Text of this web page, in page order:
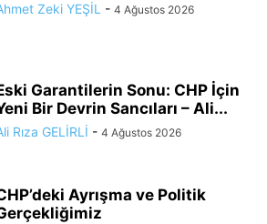
Zeki YEŞİL - 4 Ağustos 2026
Garantilerin Sonu: CHP İçin
Bir Devrin Sancıları – Ali...
Rıza GELİRLİ - 4 Ağustos 2026
Ayrışma ve Politik